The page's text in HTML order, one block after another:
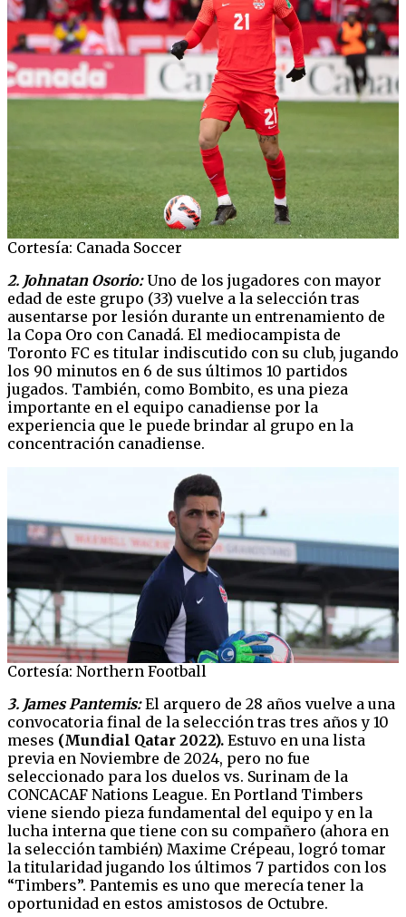
Cortesía: Canada Soccer
2. Johnatan Osorio:Uno de los jugadores con mayor
edad de este grupo (33) vuelve a la selección tras
ausentarse por lesión durante un entrenamiento de
la Copa Oro con Canadá. El mediocampista de
Toronto FC es titular indiscutido con su club, jugando
los 90 minutos en 6 de sus últimos 10 partidos
jugados. También, como Bombito, es una pieza
importante en el equipo canadiense por la
experiencia que le puede brindar al grupo en la
concentración canadiense.
Cortesía: Northern Football
3. James Pantemis:El arquero de 28 años vuelve a una
convocatoria final de la selección tras tres años y 10
meses (Mundial Qatar 2022). Estuvo en una lista
previa en Noviembre de 2024, pero no fue
seleccionado para los duelos vs. Surinam de la
CONCACAF Nations League. En Portland Timbers
viene siendo pieza fundamental del equipo y en la
lucha interna que tiene con su compañero (ahora en
la selección también) Maxime Crépeau, logró tomar
la titularidad jugando los últimos 7 partidos con los
“Timbers”. Pantemis es uno que merecía tener la
oportunidad en estos amistosos de Octubre.